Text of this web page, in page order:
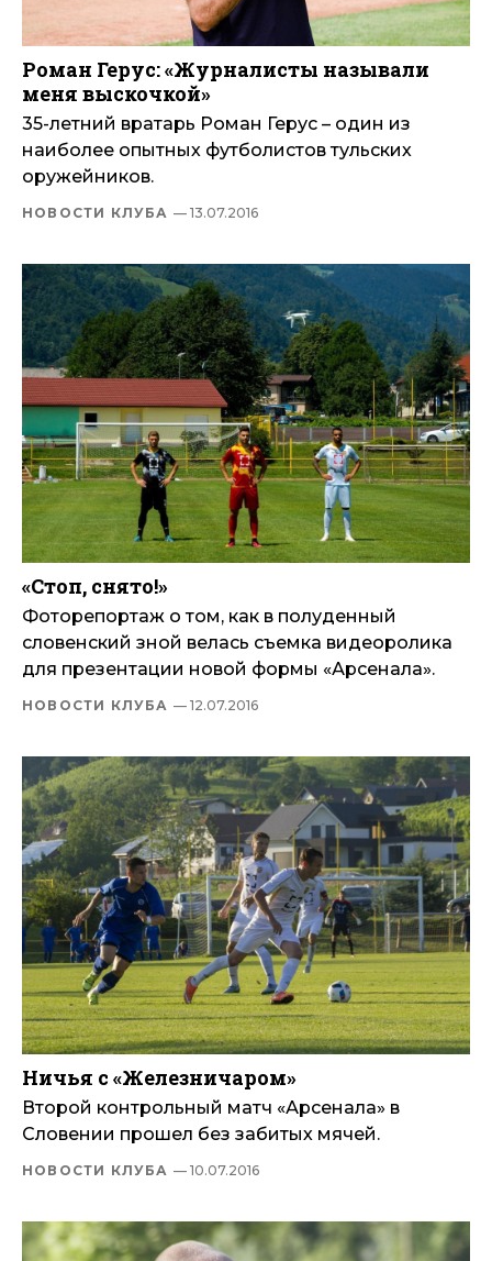
Роман Герус: «Журналисты называли
меня выскочкой»
35-летний вратарь Роман Герус – один из
наиболее опытных футболистов тульских
оружейников.
НОВОСТИ КЛУБА — 13.07.2016
«Стоп, снято!»
Фоторепортаж о том, как в полуденный
словенский зной велась съемка видеоролика
для презентации новой формы «Арсенала».
НОВОСТИ КЛУБА — 12.07.2016
Ничья с «Железничаром»
Второй контрольный матч «Арсенала» в
Словении прошел без забитых мячей.
НОВОСТИ КЛУБА — 10.07.2016